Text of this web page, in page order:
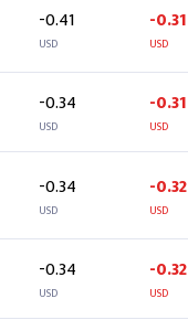
-0.41
USD
-0.31
USD
-0.34
USD
-0.31
USD
-0.34
USD
-0.32
USD
-0.34
USD
-0.32
USD